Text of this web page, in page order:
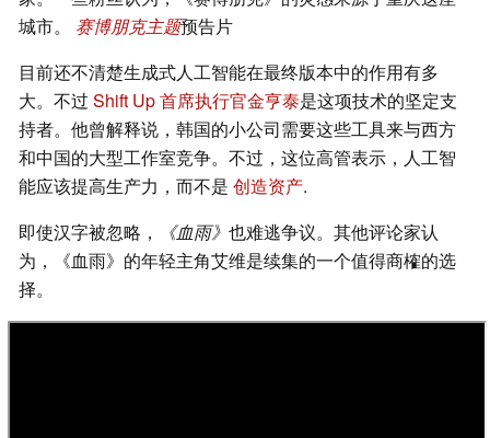
城市。 赛博朋克主题预告片
目前还不清楚生成式人工智能在最终版本中的作用有多
大。不过 Shift Up 首席执行官金亨泰是这项技术的坚定支
持者。他曾解释说，韩国的小公司需要这些工具来与西方
和中国的大型工作室竞争。不过，这位高管表示，人工智
能应该提高生产力，而不是 创造资产.
即使汉字被忽略，
《血雨》 也难逃争议。其他评论家认
为，《血雨》的年轻主角艾维是续集的一个值得商榷的选
择。